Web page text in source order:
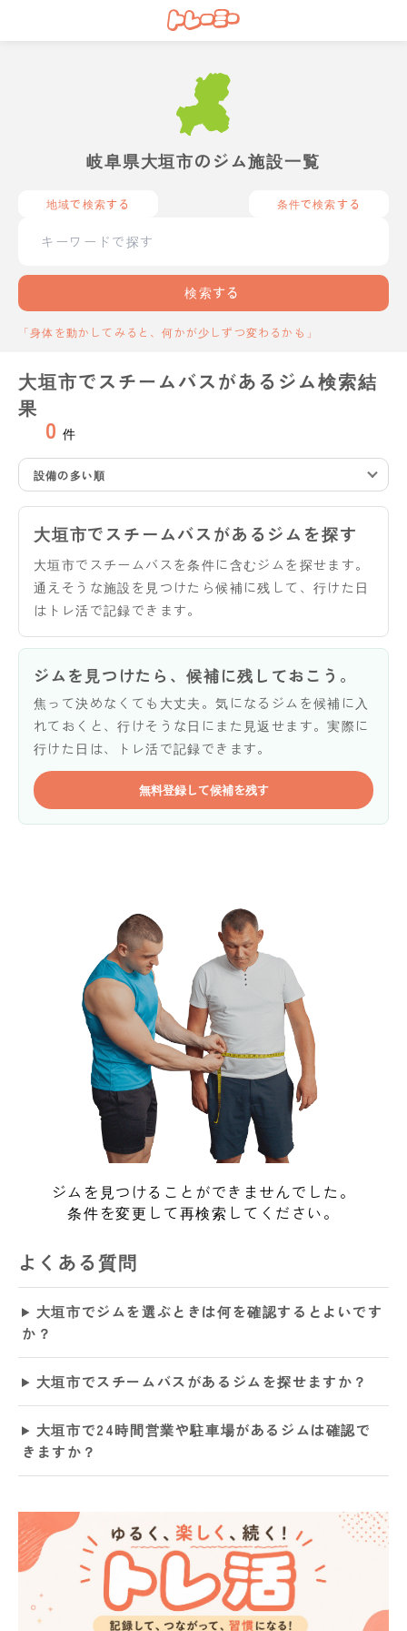
岐阜県大垣市のジム施設一覧
地域で検索する 条件で検索する
検索する
「身体を動かしてみると、何かが少しずつ変わるかも」
大垣市でスチームバスがあるジム検索結
果
0 件
設備の多い順
大垣市でスチームバスがあるジムを探す
大垣市でスチームバスを条件に含むジムを探せます。
通えそうな施設を見つけたら候補に残して、行けた日
はトレ活で記録できます。
ジムを見つけたら、候補に残しておこう。
焦って決めなくても大丈夫。気になるジムを候補に入
れておくと、行けそうな日にまた見返せます。実際に
行けた日は、トレ活で記録できます。
無料登録して候補を残す
ジムを見つけることができませんでした。
条件を変更して再検索してください。
よくある質問
大垣市でジムを選ぶときは何を確認するとよいです
か？
大垣市でスチームバスがあるジムを探せますか？
大垣市で24時間営業や駐車場があるジムは確認で
きますか？